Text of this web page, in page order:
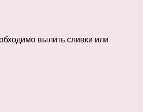
вылить сливки или